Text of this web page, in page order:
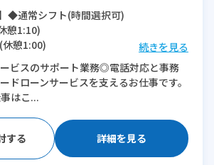
◆通常シフト(時間選択可)
憩1:10)
憩1:00)
憩1:00)
間程度/月
続きを見る
ビスのサポート業務◎電話対応と事務
ドローンサービスを支えるお仕事です。
はこ...
詳細を見る